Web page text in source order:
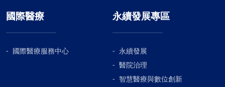
國際醫療
國際醫療服務中心
永續發展專區
永續發展
醫院治理
智慧醫療與數位創新